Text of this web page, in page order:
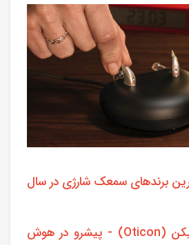
برندهای سمعک شارژی در سال
۱. سمعک شارژی اتیکن (Oticon) - پیشرو در هوش